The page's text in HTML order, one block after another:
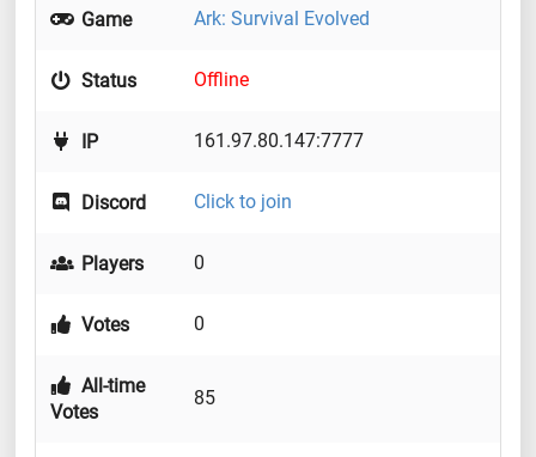
Game Ark: Survival Evolved
Status Offline
IP 161.97.80.147:7777
Discord Click to join
Players 0
Votes 0
All-time
Votes
85